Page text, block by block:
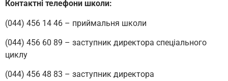
Контактні телефони школи:
(044) 456 14 46 – приймальня школи
(044) 456 60 89 – заступник директора спеціального
циклу
(044) 456 48 83 – заступник директора